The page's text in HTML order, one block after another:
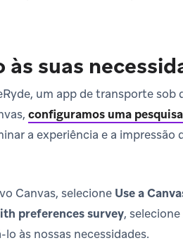
suas
um app de transporte sob
configuramos uma
a experiência e a impressão
Canvas, selecione Use a
preferences survey, selecione
às nossas necessidades.